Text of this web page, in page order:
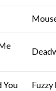
You Fuzzy